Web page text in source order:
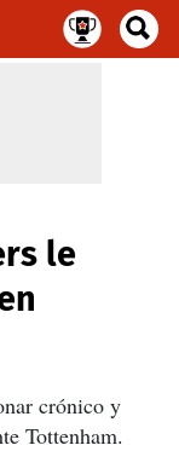
le
crónico y
Tottenham.